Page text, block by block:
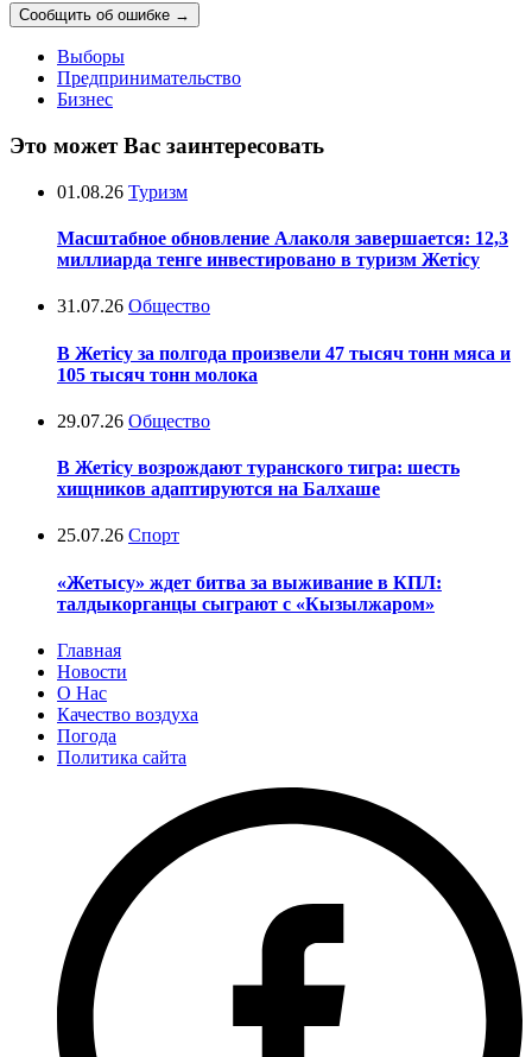
Сообщить об ошибке →
Выборы
Предпринимательство
Бизнес
Это может Вас заинтересовать
01.08.26 Туризм
Масштабное обновление Алаколя завершается: 12,3
миллиарда тенге инвестировано в туризм Жетісу
31.07.26 Общество
В Жетісу за полгода произвели 47 тысяч тонн мяса и
105 тысяч тонн молока
29.07.26 Общество
В Жетісу возрождают туранского тигра: шесть
хищников адаптируются на Балхаше
25.07.26 Спорт
«Жетысу» ждет битва за выживание в КПЛ:
талдыкорганцы сыграют с «Кызылжаром»
Главная
Новости
О Нас
Качество воздуха
Погода
Политика сайта